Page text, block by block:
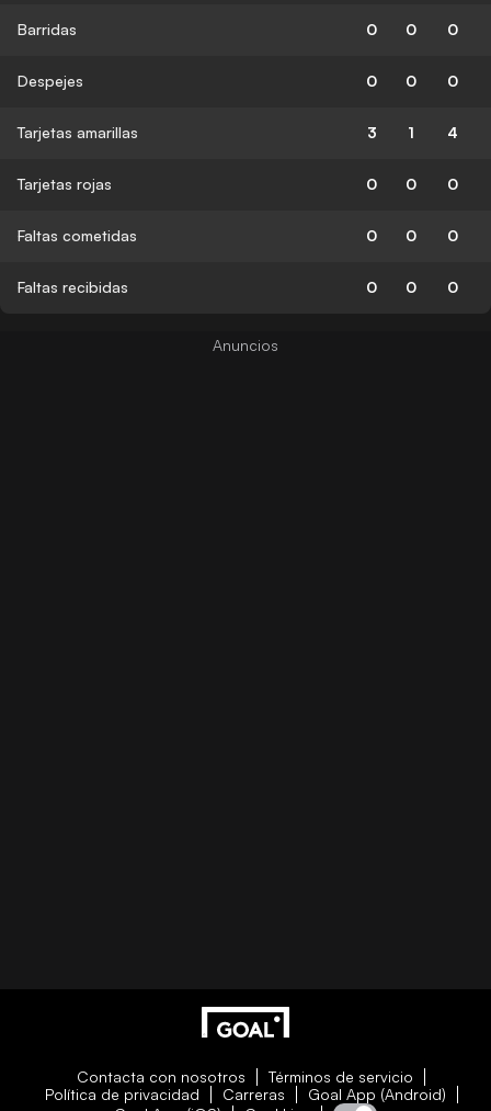
Barridas 0 0 0
Despejes 0 0 0
Tarjetas amarillas 3 1 4
Tarjetas rojas 0 0 0
Faltas cometidas 0 0 0
Faltas recibidas 0 0 0
Contacta con nosotros
Términos de servicio
Política de privacidad
Carreras
Goal App (Android)